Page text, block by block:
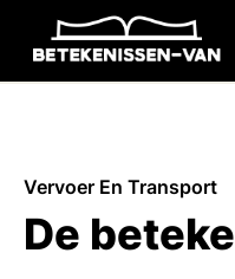
Vervoer En Transport
De